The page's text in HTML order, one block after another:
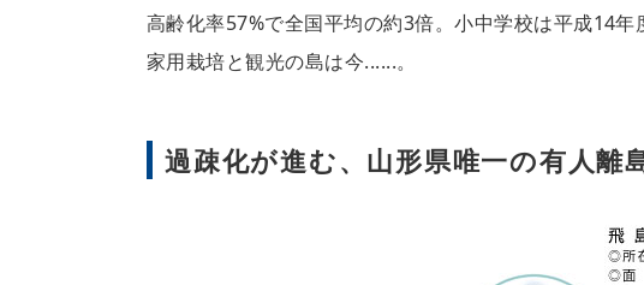
高齢化率57%で全国平均の約3倍。小中学校は平成14
家用栽培と観光の島は今......。
過疎化が進む、山形県唯一の有人離